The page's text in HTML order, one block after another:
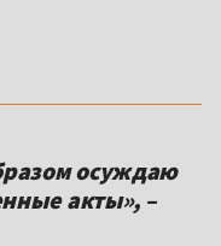
осуждаю
акты», –